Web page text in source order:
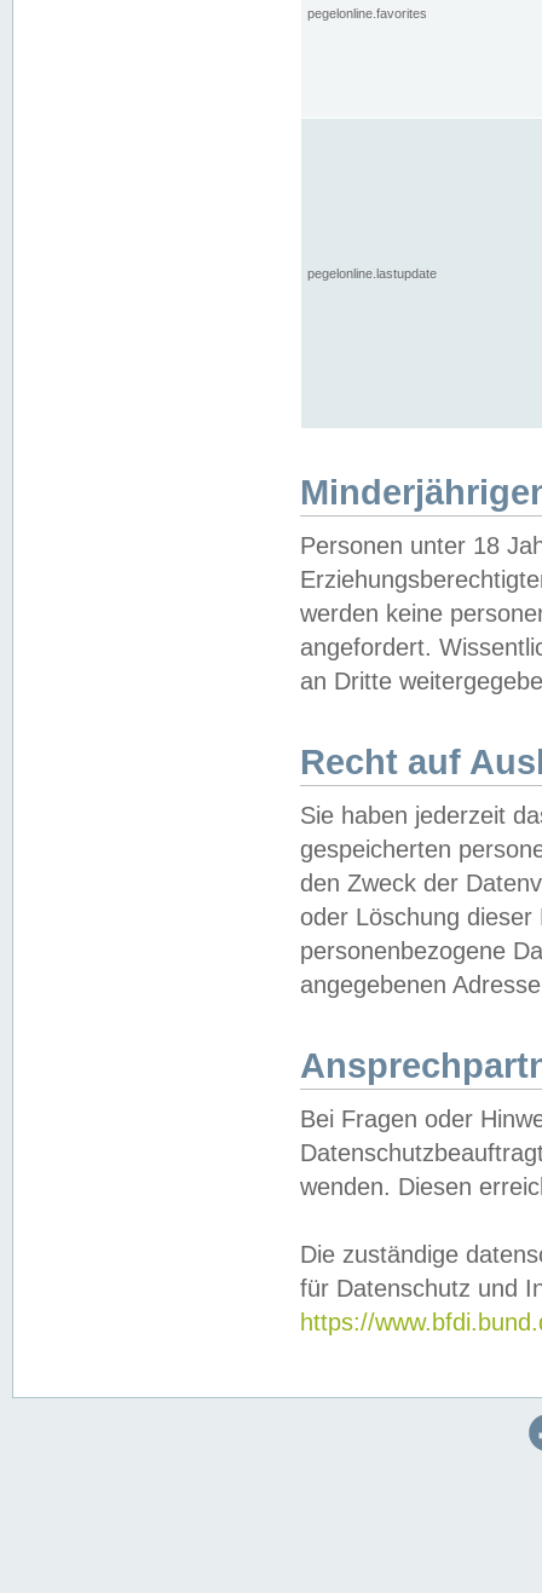
pegelonline.favorites
pegelonline.lastupdate
Personen unter 18
werden keine
angefordert.
an Dritte
Recht auf
Sie haben jederzeit
gespeicherten
den Zweck der
oder Löschung
personenbezogene
angegebenen
Bei Fragen oder
wenden. Diesen
Die zuständige
für Datenschutz und
https://